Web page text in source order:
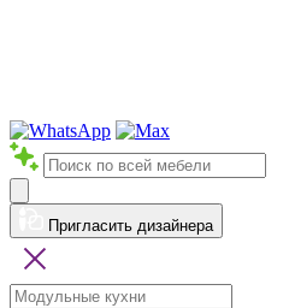
Пригласить дизайнера